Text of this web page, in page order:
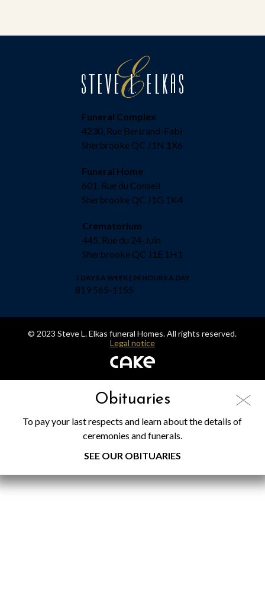
Funeral Complex
4230, Rue Bertrand-Fabi
Sherbrooke QC J1N 1X6
Funeral Home
601, Rue du Conseil
Sherbrooke QC J1G 1K4
Crematorium
445, Rue du 24-Juin
Sherbrooke QC J1E 1H1
7 DAYS A WEEK | 24 HOURS A DAY
819 565-1155
© 2023 Steve L. Elkas funeral Homes. All rights reserved.
Legal notice
Obituaries
To pay your last respects and learn about the details of
ceremonies and funerals.
SEE OUR OBITUARIES